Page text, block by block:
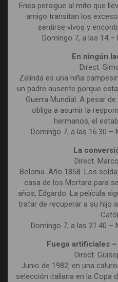
Enea persigue al mito que
amigo transitan los
sentirse vivos y
Domingo 7, a las 14 –
En ningún
Direct.
Zelinda es una niña
un padre ausente porque
Guerra Mundial. A pesar
obliga a asumir la
hermanos, el
Domingo 7, a las 16.30 –
La
Direct.
Bolonia. Año 1858. Los
casa de los Mortara para
años, Edgardo. La película
tratar de recuperar a su hijo
Domingo 7, a las 21.40 –
Fuego artificiales
Direct.
Junio de 1982, en una
selección italiana en la Copa